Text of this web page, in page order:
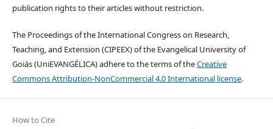
publication rights to their articles without restriction.
The Proceedings of the International Congress on Research,
Teaching, and Extension (CIPEEX) of the Evangelical University of
Goiás (UniEVANGÉLICA) adhere to the terms of theCreative
Commons Attribution-NonCommercial 4.0 International license.
How to Cite